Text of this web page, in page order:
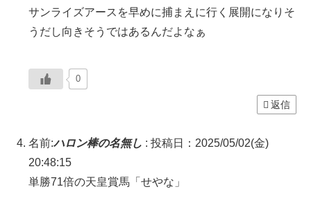
サンライズアースを早めに捕まえに行く展開になりそ
うだし向きそうではあるんだよなぁ
0
返信
名前:ハロン棒の名無し : 投稿日：2025/05/02(金)
20:48:15
単勝71倍の天皇賞馬「せやな」